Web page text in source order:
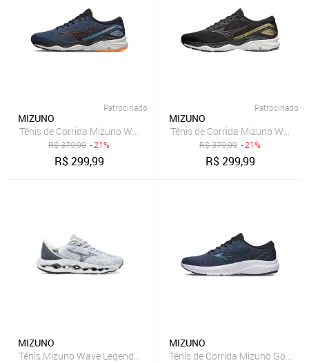
Patrocinado
MIZUNO
Tênis de Corrida Mizuno Wave Falcon 5
R$379,99 - 21%
R$299,99
Patrocinado
MIZUNO
Tênis de Corrida Mizuno Wave
R$379,99 - 21%
R$299,99
MIZUNO
Tênis Mizuno Wave Legend 4 Masculino Cinza
MIZUNO
Tênis de Corrida Mizuno Goya